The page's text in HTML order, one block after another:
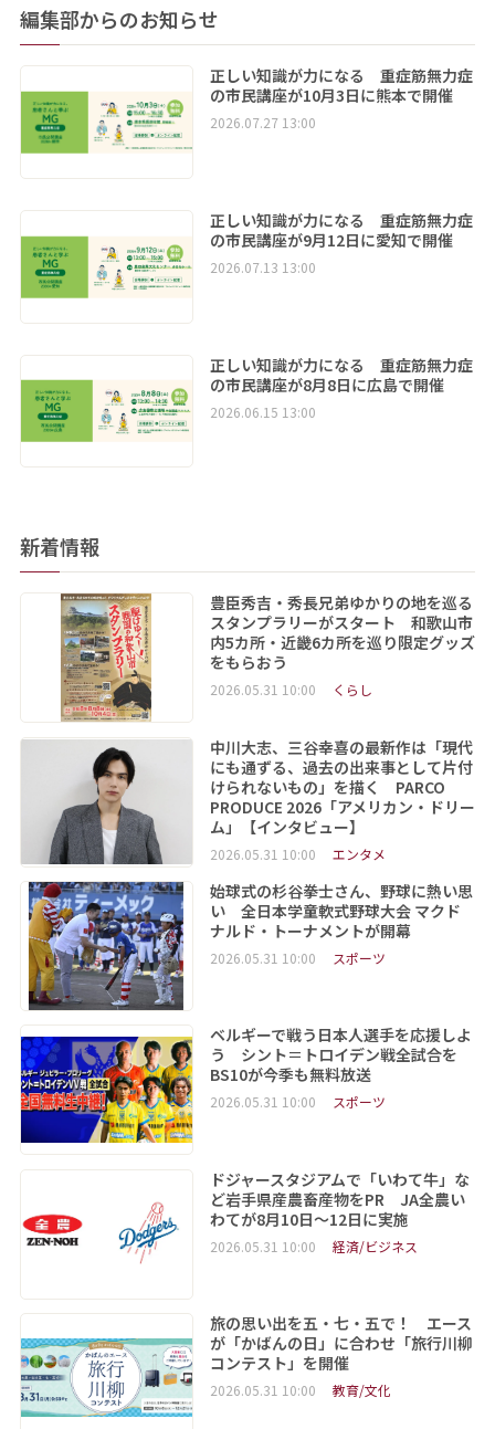
編集部からのお知らせ
正しい知識が力になる 重症筋無力症
の市民講座が10月3日に熊本で開催
2026.07.27 13:00
正しい知識が力になる 重症筋無力症
の市民講座が9月12日に愛知で開催
2026.07.13 13:00
正しい知識が力になる 重症筋無力症
の市民講座が8月8日に広島で開催
2026.06.15 13:00
新着情報
豊臣秀吉・秀長兄弟ゆかりの地を巡る
スタンプラリーがスタート 和歌山市
内5カ所・近畿6カ所を巡り限定グッズ
をもらおう
2026.05.31 10:00 くらし
中川大志、三谷幸喜の最新作は「現代
にも通ずる、過去の出来事として片付
けられないもの」を描く PARCO
PRODUCE 2026「アメリカン・ドリー
ム」【インタビュー】
2026.05.31 10:00 エンタメ
始球式の杉谷拳士さん、野球に熱い思
い 全日本学童軟式野球大会 マクド
ナルド・トーナメントが開幕
2026.05.31 10:00 スポーツ
ベルギーで戦う日本人選手を応援しよ
う シント＝トロイデン戦全試合を
BS10が今季も無料放送
2026.05.31 10:00 スポーツ
ドジャースタジアムで「いわて牛」な
ど岩手県産農畜産物をPR JA全農い
わてが8月10日～12日に実施
2026.05.31 10:00 経済/ビジネス
旅の思い出を五・七・五で！ エース
が「かばんの日」に合わせ「旅行川柳
コンテスト」を開催
2026.05.31 10:00 教育/文化